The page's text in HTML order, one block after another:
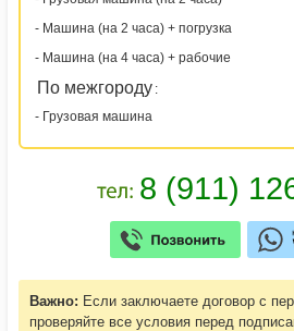
- Машина (на 2 часа) + погрузка
- Машина (на 4 часа) + рабочие
По межгороду :
- Грузовая машина
Важно: Если заключаете договор с
проверяйте все условия перед